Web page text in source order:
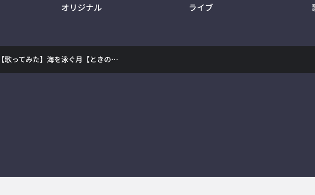
オリジナル ライブ
【歌ってみた】海を泳ぐ月【ときのそら】